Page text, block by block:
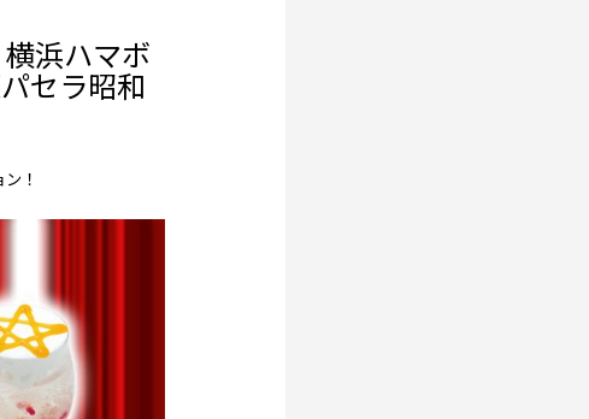
浜ハマボ
セラ昭和
！